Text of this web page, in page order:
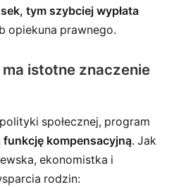
tym szybciej wypłata
opiekuna prawnego.
istotne znaczenie
społecznej, program
funkcję kompensacyjną. Jak
ekonomistka i
rodzin: